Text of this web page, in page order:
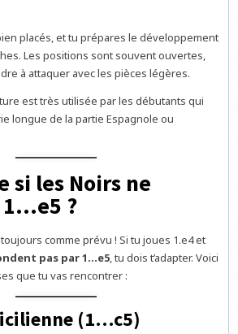
placés, et tu prépares le développement
Les positions sont souvent ouvertes,
à attaquer avec les pièces légères.
est très utilisée par les débutants qui
longue de la partie Espagnole ou
si les Noirs ne
?
comme prévu ! Si tu joues 1.e4 et
pas par 1…e5, tu dois t’adapter. Voici
que tu vas rencontrer :
(1…c5)